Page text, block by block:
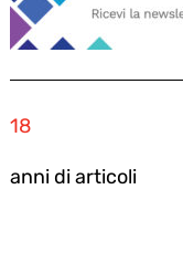
18
anni di articoli